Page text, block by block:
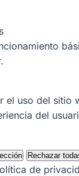
el uso del sitio
del
Rechazar
de